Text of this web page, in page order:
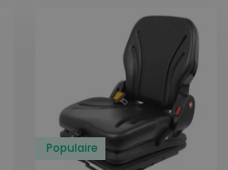
Populaire